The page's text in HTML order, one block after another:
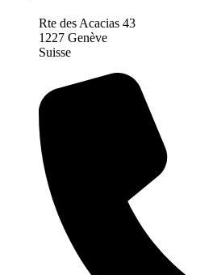
Rte des Acacias 43
1227 Genève
Suisse